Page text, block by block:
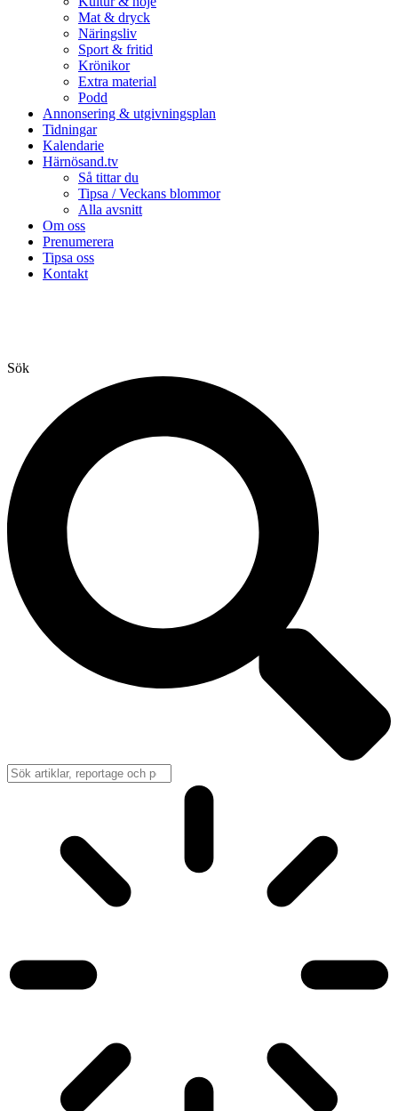
Mat & dryck
Näringsliv
Sport & fritid
Krönikor
Extra material
Podd
Annonsering & utgivningsplan
Tidningar
Kalendarie
Härnösand.tv
Så tittar du
Tipsa / Veckans blommor
Alla avsnitt
Om oss
Prenumerera
Tipsa oss
Kontakt
Sök